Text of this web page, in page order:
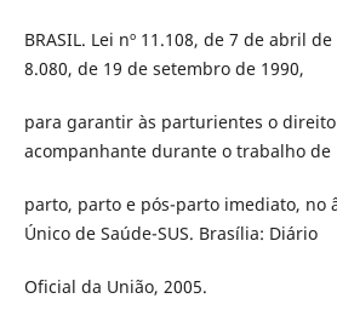
BRASIL. Lei nº 11.108, de 7 de abril
8.080, de 19 de setembro de 1990,
para garantir às parturientes o
acompanhante durante o trabalho de
parto, parto e pós-parto imediato, no
Único de Saúde-SUS. Brasília: Diário
Oficial da União, 2005.